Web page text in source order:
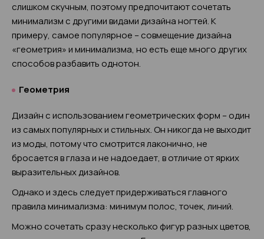
слишком скучным, поэтому предпочитают сочетать
минимализм с другими видами дизайна ногтей. К
примеру, самое популярное – совмещение дизайна
«геометрия» и минимализма, но есть еще много других
способов разбавить однотон.
Геометрия
Дизайн с использованием геометрических форм – один
из самых популярных и стильных. Он никогда не выходит
из моды, потому что смотрится лаконично, не
бросается в глаза и не надоедает, в отличие от ярких
выразительных дизайнов.
Однако и здесь следует придерживаться главного
правила минимализма: минимум полос, точек, линий.
Можно сочетать сразу несколько фигур разных цветов,